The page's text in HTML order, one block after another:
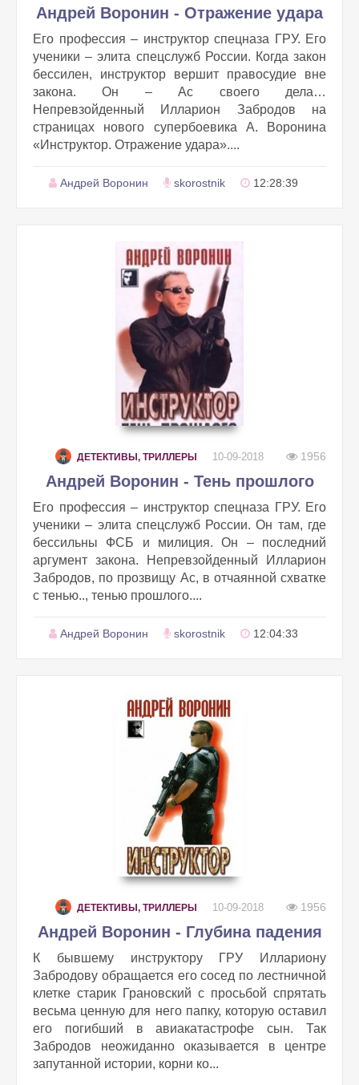
Андрей Воронин - Отражение удара
Его профессия – инструктор спецназа ГРУ. Его
ученики – элита спецслужб России. Когда закон
бессилен, инструктор вершит правосудие вне
закона. Он – Ас своего дела…
Непревзойденный Илларион Забродов на
страницах нового супербоевика А. Воронина
«Инструктор. Отражение удара»....
Андрей Воронин skorostnik 12:28:39
ДЕТЕКТИВЫ, ТРИЛЛЕРЫ 10-09-2018 1956
Андрей Воронин - Тень прошлого
Его профессия – инструктор спецназа ГРУ. Его
ученики – элита спецслужб России. Он там, где
бессильны ФСБ и милиция. Он – последний
аргумент закона. Непревзойденный Илларион
Забродов, по прозвищу Ас, в отчаянной схватке
с тенью.., тенью прошлого....
Андрей Воронин skorostnik 12:04:33
ДЕТЕКТИВЫ, ТРИЛЛЕРЫ 10-09-2018 1956
Андрей Воронин - Глубина падения
К бывшему инструктору ГРУ Иллариону
Забродову обращается его сосед по лестничной
клетке старик Грановский с просьбой спрятать
весьма ценную для него папку, которую оставил
его погибший в авиакатастрофе сын. Так
Забродов неожиданно оказывается в центре
запутанной истории, корни ко...